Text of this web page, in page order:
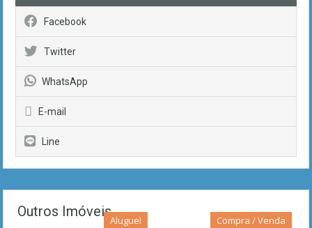
Facebook
Twitter
WhatsApp
E-mail
Line
Outros Imóveis
Aluguel Compra / Venda